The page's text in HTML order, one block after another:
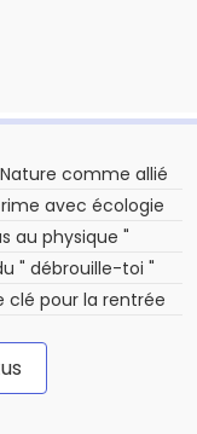
comme allié
avec écologie
au physique "
" débrouille-toi "
clé pour la rentrée